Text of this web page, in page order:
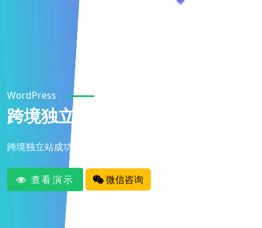
WordPress
跨境独立站成功案例
跨境独立站成功案例
查看演示 微信咨询